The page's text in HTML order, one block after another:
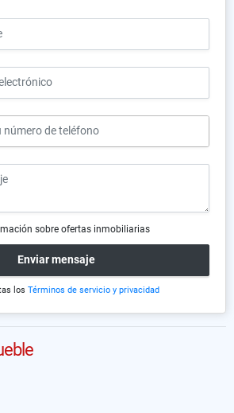
sobre ofertas inmobiliarias
Enviar mensaje
los Términos de servicio y privacidad